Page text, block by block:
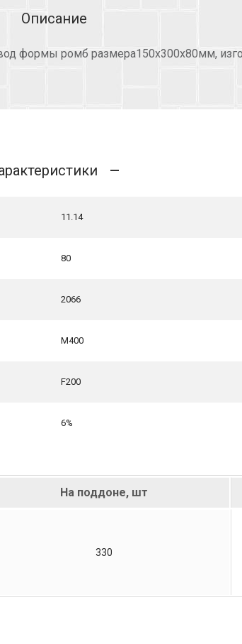
Описание
формы ромб размера150х300х80мм,
11.14
80
2066
М400
F200
6%
На поддоне, шт
330